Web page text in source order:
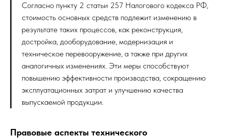
Согласно пункту 2 статьи 257 Налогового кодекса РФ,
стоимость основных средств подлежит изменению в
результате таких процессов, как реконструкция,
достройка, дооборудование, модернизация и
техническое перевооружение, а также при других
аналогичных изменениях. Эти меры способствуют
повышению эффективности производства, сокращению
эксплуатационных затрат и улучшению качества
выпускаемой продукции.
Правовые аспекты технического